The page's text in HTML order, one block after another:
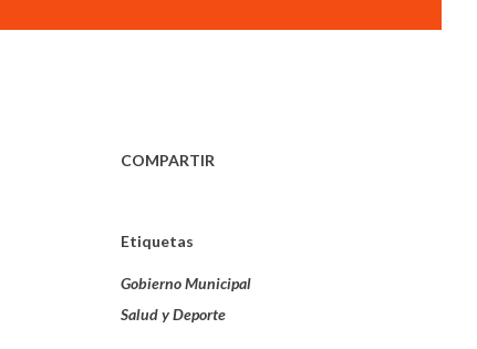
COMPARTIR
Etiquetas
Gobierno Municipal
Salud y Deporte